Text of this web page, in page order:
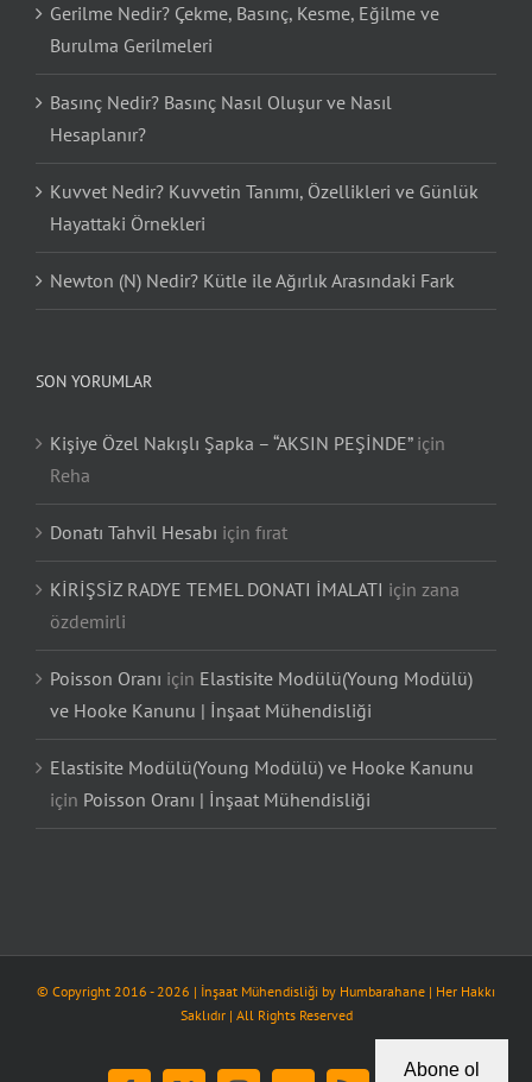
Gerilme Nedir? Çekme, Basınç, Kesme, Eğilme ve
Burulma Gerilmeleri
Basınç Nedir? Basınç Nasıl Oluşur ve Nasıl
Hesaplanır?
Kuvvet Nedir? Kuvvetin Tanımı, Özellikleri ve Günlük
Hayattaki Örnekleri
Newton (N) Nedir? Kütle ile Ağırlık Arasındaki Fark
SON YORUMLAR
Kişiye Özel Nakışlı Şapka – “AKSIN PEŞİNDE”için
Reha
Donatı Tahvil Hesabı için fırat
KİRİŞSİZ RADYE TEMEL DONATI İMALATI için zana
özdemirli
Poisson Oranı için Elastisite Modülü(Young Modülü)
ve Hooke Kanunu | İnşaat Mühendisliği
Elastisite Modülü(Young Modülü) ve Hooke Kanunu
için Poisson Oranı | İnşaat Mühendisliği
© Copyright 2016 -2026 | İnşaat Mühendisliği by Humbarahane | Her Hakkı
Saklıdır | All Rights Reserved
Abone ol